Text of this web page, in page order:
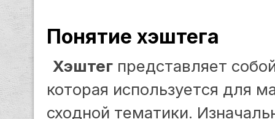
Понятие хэштега
Хэштег представляет
которая используется для
сходной тематики.